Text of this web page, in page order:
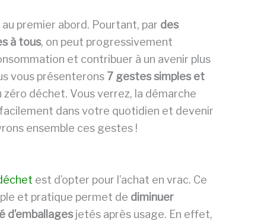
premier abord. Pourtant, par des
à tous, on peut progressivement
et contribuer à un avenir plus
vous présenterons7 gestes simples et
déchet. Vous verrez, la démarche
dans votre quotidien et devenir
ensemble ces gestes !
est d’opter pour l’achat en vrac. Ce
et pratique permet de diminuer
d’emballagesjetés après usage. En effet,